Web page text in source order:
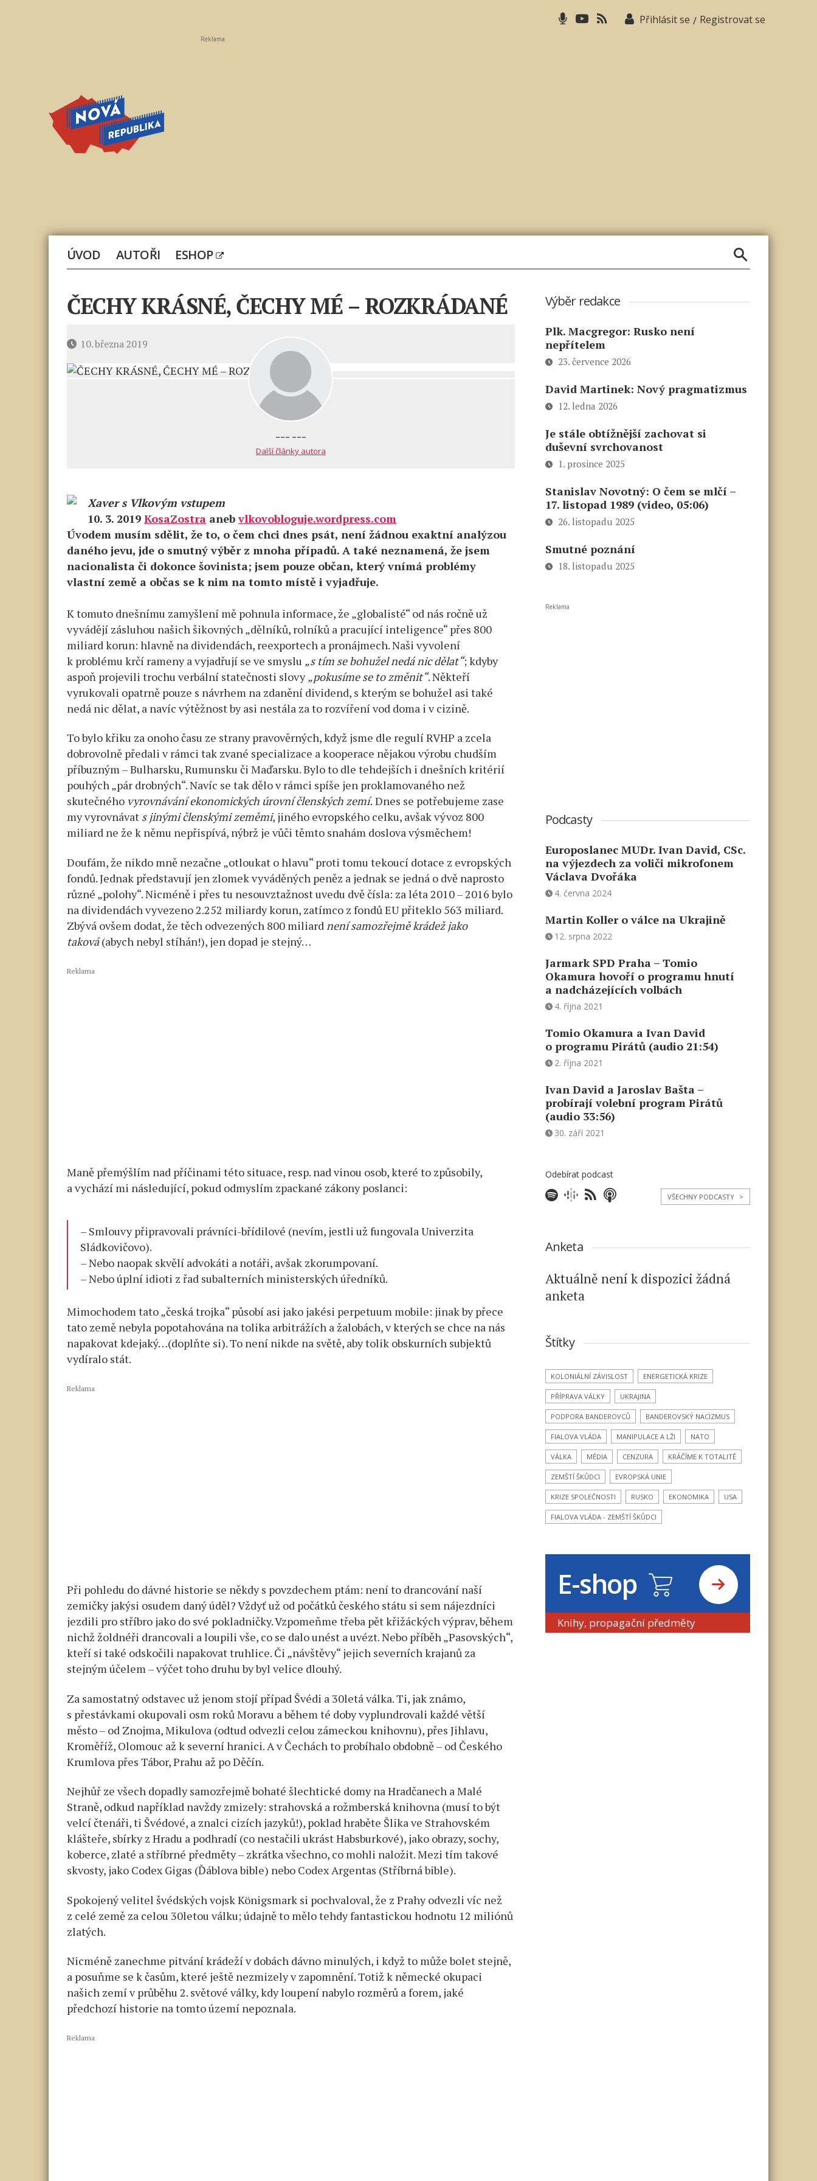
Přihlásit se / Registrovat se
Reklama
ÚVOD AUTOŘI ESHOP
ČECHY KRÁSNÉ, ČECHY MÉ – ROZKRÁDANÉ
Datum10. března 2019
--- ---
Další články autora
Xaver s Vlkovým vstupem
10. 3. 2019 KosaZostra anebvlkovobloguje.wordpress.com
Úvodem musím sdělit, že to, o čem chci dnes psát, není žádnou exaktní analýzou
daného jevu, jde o smutný výběr z mnoha případů. A také neznamená, že jsem
nacionalista či dokonce šovinista; jsem pouze občan, který vnímá problémy
vlastní země a občas se k nim na tomto místě i vyjadřuje.
K tomuto dnešnímu zamyšlení mě pohnula informace, že „globalisté“ od nás ročně už
vyvádějí zásluhou našich šikovných „dělníků, rolníků a pracující inteligence“ přes 800
miliard korun: hlavně na dividendách, reexportech a pronájmech. Naši vyvolení
k problému krčí rameny a vyjadřují se ve smyslu „s tím se bohužel nedá nic dělat“; kdyby
aspoň projevili trochu verbální statečnosti slovy„pokusíme se to změnit“. Někteří
vyrukovali opatrně pouze s návrhem na zdanění dividend, s kterým se bohužel asi také
nedá nic dělat, a navíc výtěžnost by asi nestála za to rozvíření vod doma i v cizině.
To bylo křiku za onoho času ze strany pravověrných, když jsme dle regulí RVHP a zcela
dobrovolně předali v rámci tak zvané specializace a kooperace nějakou výrobu chudším
příbuzným – Bulharsku, Rumunsku či Maďarsku. Bylo to dle tehdejších i dnešních kritérií
pouhých „pár drobných“. Navíc se tak dělo v rámci spíše jen proklamovaného než
skutečného vyrovnávání ekonomických úrovní členských zemí. Dnes se potřebujeme zase
my vyrovnávat s jinými členskými zeměmi, jiného evropského celku, avšak vývoz 800
miliard ne že k němu nepřispívá, nýbrž je vůči těmto snahám doslova výsměchem!
Doufám, že nikdo mně nezačne „otloukat o hlavu“ proti tomu tekoucí dotace z evropských
fondů. Jednak představují jen zlomek vyváděných peněz a jednak se jedná o dvě naprosto
různé „polohy“. Nicméně i přes tu nesouvztažnost uvedu dvě čísla: za léta 2010 – 2016 bylo
na dividendách vyvezeno 2.252 miliardy korun, zatímco z fondů EU přiteklo 563 miliard.
Zbývá ovšem dodat, že těch odvezených 800 miliard není samozřejmě krádež jako
taková(abych nebyl stíhán!), jen dopad je stejný…
Reklama
Maně přemýšlím nad příčinami této situace, resp. nad vinou osob, které to způsobily,
a vychází mi následující, pokud odmyslím zpackané zákony poslanci:
– Smlouvy připravovali právníci-břídilové (nevím, jestli už fungovala Univerzita
Sládkovičovo).
– Nebo naopak skvělí advokáti a notáři, avšak zkorumpovaní.
– Nebo úplní idioti z řad subalterních ministerských úředníků.
Mimochodem tato „česká trojka“ působí asi jako jakési perpetuum mobile: jinak by přece
tato země nebyla popotahována na tolika arbitrážích a žalobách, v kterých se chce na nás
napakovat kdejaký…(doplňte si). To není nikde na světě, aby tolik obskurních subjektů
vydíralo stát.
Reklama
Při pohledu do dávné historie se někdy s povzdechem ptám: není to drancování naší
zemičky jakýsi osudem daný úděl? Vždyť už od počátků českého státu si sem nájezdníci
jezdili pro stříbro jako do své pokladničky. Vzpomeňme třeba pět křižáckých výprav, během
nichž žoldnéři drancovali a loupili vše, co se dalo unést a uvézt. Nebo příběh „Pasovských“,
kteří si také odskočili napakovat truhlice. Či „návštěvy“ jejich severních krajanů za
stejným účelem – výčet toho druhu by byl velice dlouhý.
Za samostatný odstavec už jenom stojí případ Švédi a 30letá válka. Ti, jak známo,
s přestávkami okupovali osm roků Moravu a během té doby vyplundrovali každé větší
město – od Znojma, Mikulova (odtud odvezli celou zámeckou knihovnu), přes Jihlavu,
Kroměříž, Olomouc až k severní hranici. A v Čechách to probíhalo obdobně – od Českého
Krumlova přes Tábor, Prahu až po Děčín.
Nejhůř ze všech dopadly samozřejmě bohaté šlechtické domy na Hradčanech a Malé
Straně, odkud například navždy zmizely: strahovská a rožmberská knihovna (musí to být
velcí čtenáři, ti Švédové, a znalci cizích jazyků!), poklad hraběte Šlika ve Strahovském
klášteře, sbírky z Hradu a podhradí (co nestačili ukrást Habsburkové), jako obrazy, sochy,
koberce, zlaté a stříbrné předměty – zkrátka všechno, co mohli naložit. Mezi tím takové
skvosty, jako Codex Gigas (Ďáblova bible) nebo Codex Argentas (Stříbrná bible).
Spokojený velitel švédských vojsk Königsmark si pochvaloval, že z Prahy odvezli víc než
z celé země za celou 30letou válku; údajně to mělo tehdy fantastickou hodnotu 12 miliónů
zlatých.
Nicméně zanechme pitvání krádeží v dobách dávno minulých, i když to může bolet stejně,
a posuňme se k časům, které ještě nezmizely v zapomnění. Totiž k německé okupaci
našich zemí v průběhu 2. světové války, kdy loupení nabylo rozměrů a forem, jaké
předchozí historie na tomto území nepoznala.
Reklama
Výběr redakce
Plk. Macgregor: Rusko není
nepřítelem
23. července 2026
David Martinek: Nový pragmatizmus
12. ledna 2026
Je stále obtížnější zachovat si
duševní svrchovanost
1. prosince 2025
Stanislav Novotný: O čem se mlčí –
17. listopad 1989 (video, 05:06)
26. listopadu 2025
Smutné poznání
18. listopadu 2025
Reklama
Podcasty
Europoslanec MUDr. Ivan David, CSc.
na výjezdech za voliči mikrofonem
Václava Dvořáka
4. června 2024
Martin Koller o válce na Ukrajině
12. srpna 2022
Jarmark SPD Praha – Tomio
Okamura hovoří o programu hnutí
a nadcházejících volbách
4. října 2021
Tomio Okamura a Ivan David
o programu Pirátů (audio 21:54)
2. října 2021
Ivan David a Jaroslav Bašta –
probírají volební program Pirátů
(audio 33:56)
30. září 2021
Odebírat podcast
VŠECHNY PODCASTY >
Anketa
Aktuálně není k dispozici žádná
anketa
Štítky
KOLONIÁLNÍ ZÁVISLOST ENERGETICKÁ KRIZE
PŘÍPRAVA VÁLKY UKRAJINA
PODPORA BANDEROVCŮ BANDEROVSKÝ NACIZMUS
FIALOVA VLÁDA MANIPULACE A LŽI NATO
VÁLKA MÉDIA CENZURA KRÁČÍME K TOTALITĚ
ZEMŠTÍ ŠKŮDCI EVROPSKÁ UNIE
KRIZE SPOLEČNOSTI RUSKO EKONOMIKA USA
FIALOVA VLÁDA - ZEMŠTÍ ŠKŮDCI
E-shop
Knihy, propagační předměty